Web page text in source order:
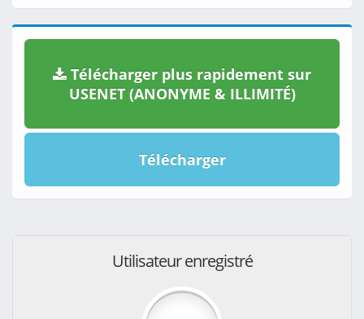
Télécharger plus rapidement sur
USENET (ANONYME & ILLIMITÉ)
Télécharger
Utilisateur enregistré